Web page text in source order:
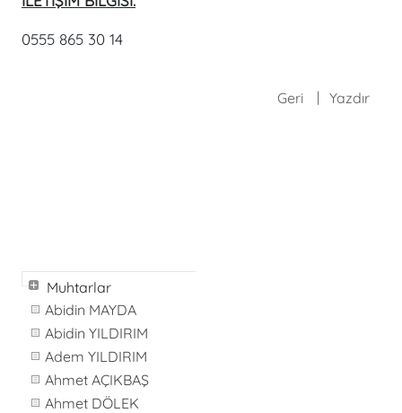
0555 865 30 14
Geri Yazdır
Muhtarlar
Abidin MAYDA
Abidin YILDIRIM
Adem YILDIRIM
Ahmet AÇIKBAŞ
Ahmet DÖLEK